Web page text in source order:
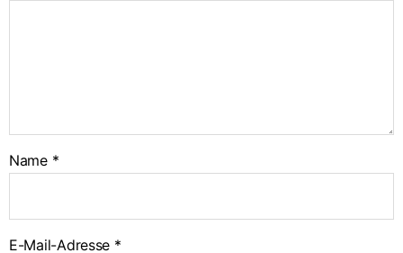
Name *
E-Mail-Adresse *